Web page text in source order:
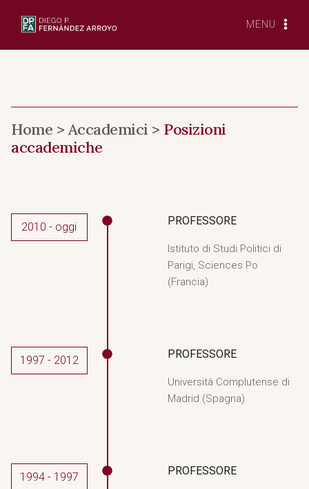
MENU
Home > Accademici > Posizioni
accademiche
2010 - oggi PROFESSORE
Istituto di Studi Politici di
Parigi, Sciences Po
(Francia)
1997 - 2012 PROFESSORE
Università Complutense di
Madrid (Spagna)
1994 - 1997 PROFESSORE